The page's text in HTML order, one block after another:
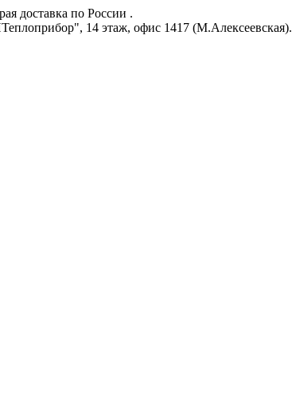
доставка по России .
14 этаж, офис 1417 (М.Алексеевская).